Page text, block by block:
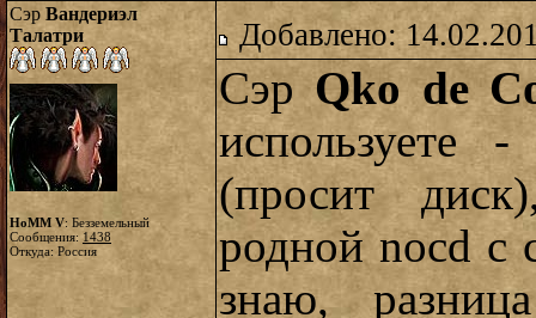
Сэр Вандериэл
Талатри
HoMM V: Безземельный
Сообщения: 1438
Откуда: Россия
Добавлено:
СэрQko de
используете
(просит
родной nocd с
знаю,